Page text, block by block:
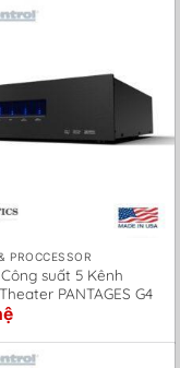
PROCCESSOR
suất 5 Kênh
PANTAGES G4